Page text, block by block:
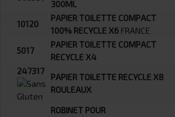
300ML
10120
PAPIER TOILETTE COMPACT
100% RECYCLE X6 FRANCE
5017
PAPIER TOILETTE COMPACT
RECYCLE X4
247317
PAPIER TOILETTE RECYCLE X8
ROULEAUX
ROBINET POUR